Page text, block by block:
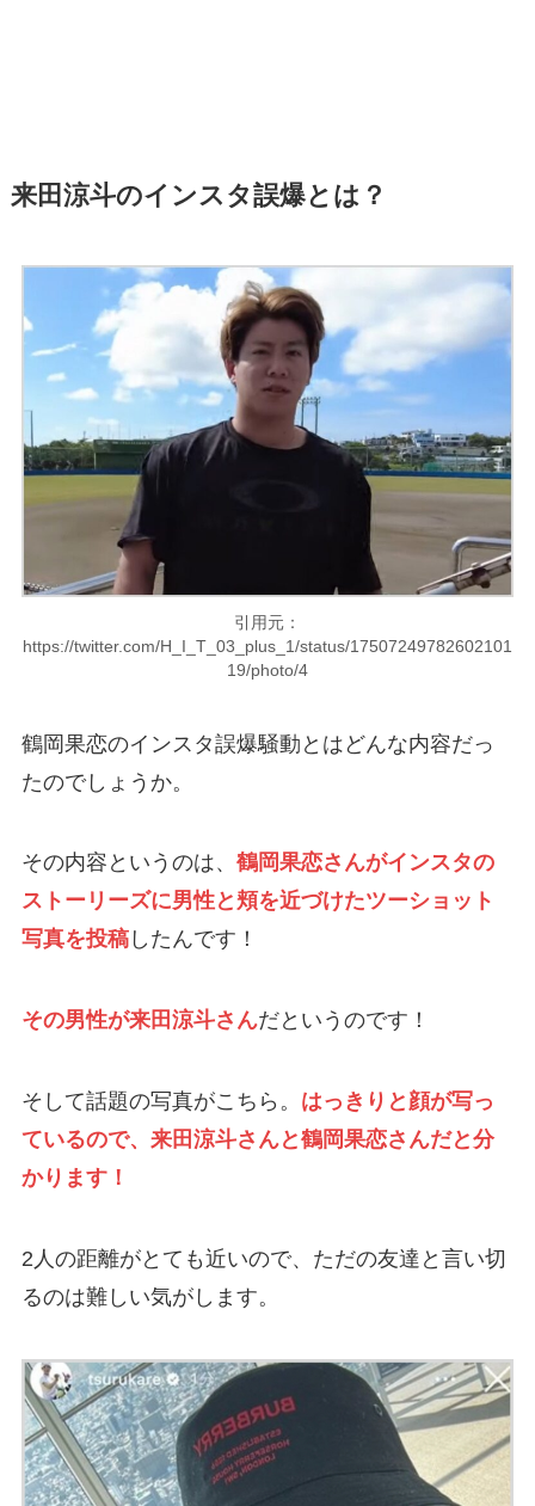
来田涼斗のインスタ誤爆とは？
引用元：
https://twitter.com/H_I_T_03_plus_1/status/17507249782602101
19/photo/4
鶴岡果恋のインスタ誤爆騒動とはどんな内容だっ
たのでしょうか。
その内容というのは、 鶴岡果恋さんがインスタの
ストーリーズに男性と頬を近づけたツーショット
写真を投稿したんです！
その男性が来田涼斗さんだというのです！
そして話題の写真がこちら。 はっきりと顔が写っ
ているので、来田涼斗さんと鶴岡果恋さんだと分
かります！
2人の距離がとても近いので、ただの友達と言い切
るのは難しい気がします。